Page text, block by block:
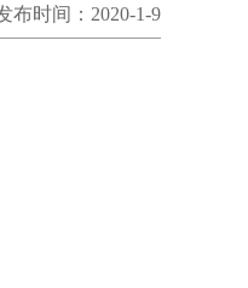
布时间：2020-1-9